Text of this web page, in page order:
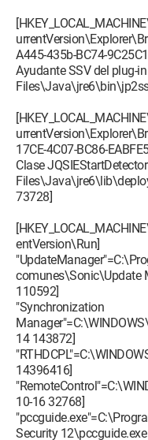
A445-435b-BC74-
Ayudante SSV del plug-
17CE-4C07-BC86-
Clase
73728]
entVersion\Run]
comunes\Sonic\Update
110592]
"Synchronization
14 143872]
14396416]
10-16 32768]
Security